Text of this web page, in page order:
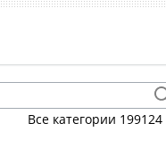
Все категории 199124